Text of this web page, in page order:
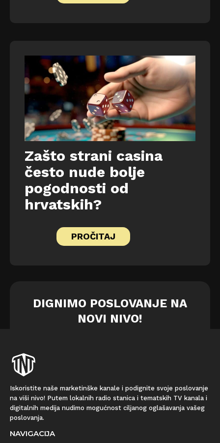
Zašto strani casina
često nude bolje
pogodnosti od
hrvatskih?
PROČITAJ
DIGNIMO POSLOVANJE NA
NOVI NIVO!
Iskoristite naše marketinške kanale i podignite svoje poslovanje
na viši nivo! Putem lokalnih radio stanica i tematskih TV kanala i
digitalnih medija nudimo mogućnost ciljanog oglašavanja vašeg
poslovanja.
NAVIGACIJA